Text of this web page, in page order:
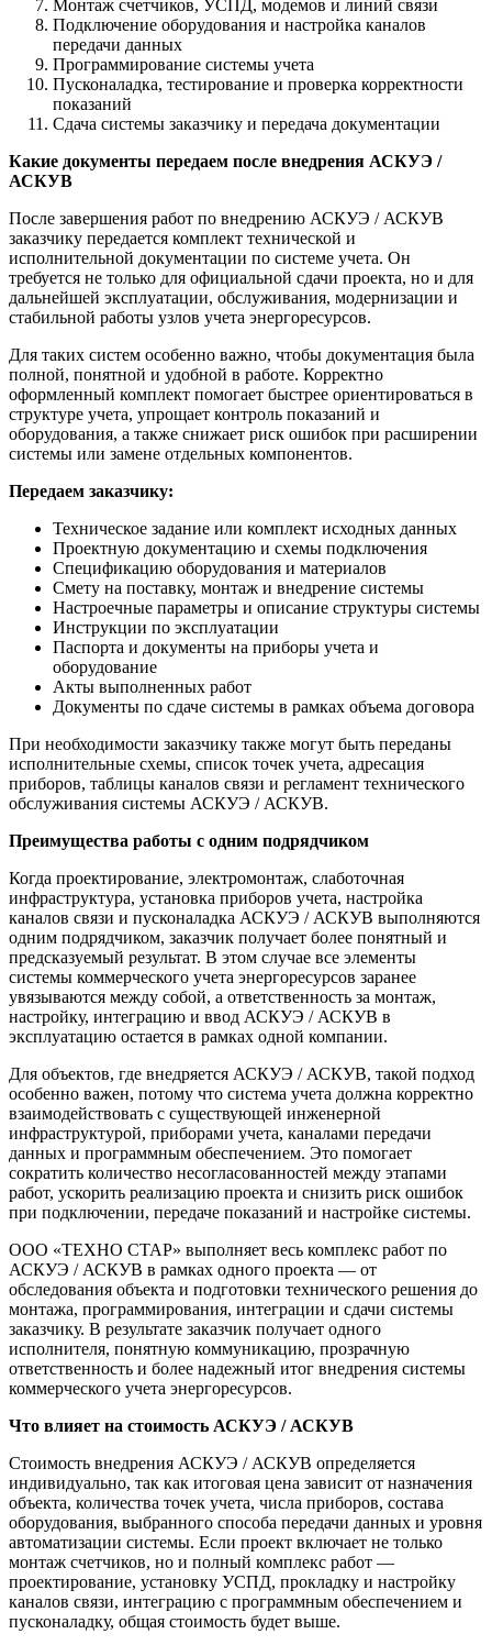
Монтаж счетчиков, УСПД, модемов и линий связи
Подключение оборудования и настройка каналов
передачи данных
Программирование системы учета
Пусконаладка, тестирование и проверка корректности
показаний
Сдача системы заказчику и передача документации
Какие документы передаем после внедрения АСКУЭ /
АСКУВ
После завершения работ по внедрению АСКУЭ / АСКУВ
заказчику передается комплект технической и
исполнительной документации по системе учета. Он
требуется не только для официальной сдачи проекта, но и для
дальнейшей эксплуатации, обслуживания, модернизации и
стабильной работы узлов учета энергоресурсов.
Для таких систем особенно важно, чтобы документация была
полной, понятной и удобной в работе. Корректно
оформленный комплект помогает быстрее ориентироваться в
структуре учета, упрощает контроль показаний и
оборудования, а также снижает риск ошибок при расширении
системы или замене отдельных компонентов.
Передаем заказчику:
Техническое задание или комплект исходных данных
Проектную документацию и схемы подключения
Спецификацию оборудования и материалов
Смету на поставку, монтаж и внедрение системы
Настроечные параметры и описание структуры системы
Инструкции по эксплуатации
Паспорта и документы на приборы учета и
оборудование
Акты выполненных работ
Документы по сдаче системы в рамках объема договора
При необходимости заказчику также могут быть переданы
исполнительные схемы, список точек учета, адресация
приборов, таблицы каналов связи и регламент технического
обслуживания системы АСКУЭ / АСКУВ.
Преимущества работы с одним подрядчиком
Когда проектирование, электромонтаж, слаботочная
инфраструктура, установка приборов учета, настройка
каналов связи и пусконаладка АСКУЭ / АСКУВ выполняются
одним подрядчиком, заказчик получает более понятный и
предсказуемый результат. В этом случае все элементы
системы коммерческого учета энергоресурсов заранее
увязываются между собой, а ответственность за монтаж,
настройку, интеграцию и ввод АСКУЭ / АСКУВ в
эксплуатацию остается в рамках одной компании.
Для объектов, где внедряется АСКУЭ / АСКУВ, такой подход
особенно важен, потому что система учета должна корректно
взаимодействовать с существующей инженерной
инфраструктурой, приборами учета, каналами передачи
данных и программным обеспечением. Это помогает
сократить количество несогласованностей между этапами
работ, ускорить реализацию проекта и снизить риск ошибок
при подключении, передаче показаний и настройке системы.
ООО «ТЕХНО СТАР» выполняет весь комплекс работ по
АСКУЭ / АСКУВ в рамках одного проекта — от
обследования объекта и подготовки технического решения до
монтажа, программирования, интеграции и сдачи системы
заказчику. В результате заказчик получает одного
исполнителя, понятную коммуникацию, прозрачную
ответственность и более надежный итог внедрения системы
коммерческого учета энергоресурсов.
Что влияет на стоимость АСКУЭ / АСКУВ
Стоимость внедрения АСКУЭ / АСКУВ определяется
индивидуально, так как итоговая цена зависит от назначения
объекта, количества точек учета, числа приборов, состава
оборудования, выбранного способа передачи данных и уровня
автоматизации системы. Если проект включает не только
монтаж счетчиков, но и полный комплекс работ —
проектирование, установку УСПД, прокладку и настройку
каналов связи, интеграцию с программным обеспечением и
пусконаладку, общая стоимость будет выше.